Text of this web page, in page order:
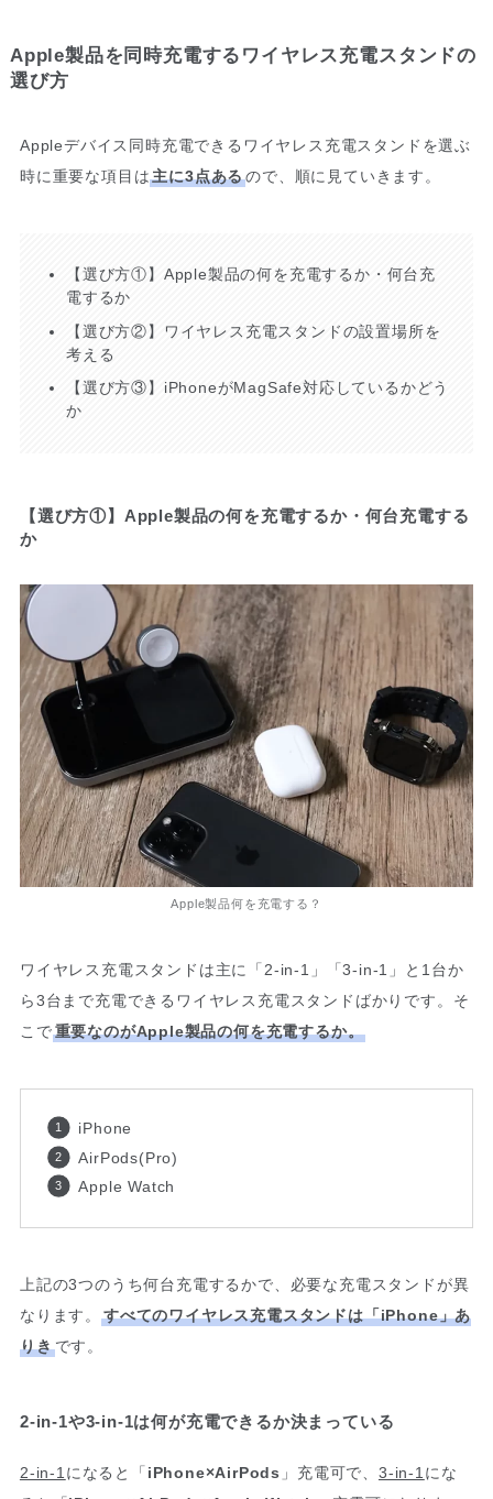
Apple製品を同時充電するワイヤレス充電スタンドの
選び方
Appleデバイス同時充電できるワイヤレス充電スタンドを選ぶ
時に重要な項目は主に3点あるので、順に見ていきます。
【選び方①】Apple製品の何を充電するか・何台充
電するか
【選び方②】ワイヤレス充電スタンドの設置場所を
考える
【選び方③】iPhoneがMagSafe対応しているかどう
か
【選び方①】Apple製品の何を充電するか・何台充電する
か
Apple製品何を充電する？
ワイヤレス充電スタンドは主に「2-in-1」「3-in-1」と1台か
ら3台まで充電できるワイヤレス充電スタンドばかりです。そ
こで重要なのがApple製品の何を充電するか。
iPhone
AirPods(Pro)
Apple Watch
上記の3つのうち何台充電するかで、必要な充電スタンドが異
なります。
すべてのワイヤレス充電スタンドは「iPhone」あ
りきです。
2-in-1や3-in-1は何が充電できるか決まっている
2-in-1 になると「iPhone×AirPods 」充電可で、 3-in-1 にな